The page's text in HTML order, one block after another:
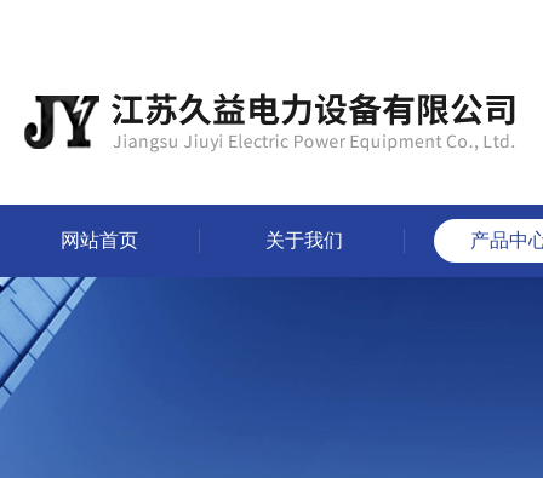
网站首页 关于我们 产品中